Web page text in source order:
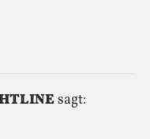
sagt: